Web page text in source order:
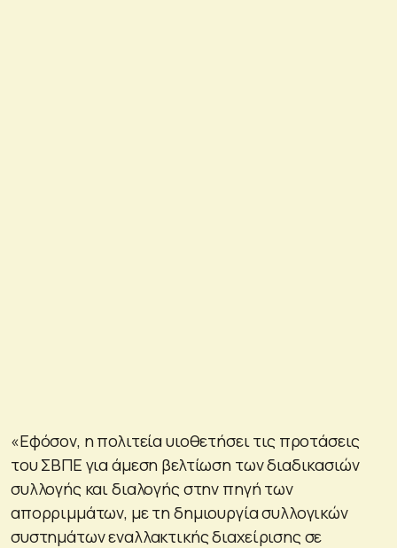
«Εφόσον, η πολιτεία υιοθετήσει τις προτάσεις
του ΣΒΠΕ για άμεση βελτίωση των διαδικασιών
συλλογής και διαλογής στην πηγή των
απορριμμάτων, με τη δημιουργία συλλογικών
συστημάτων εναλλακτικής διαχείρισης σε